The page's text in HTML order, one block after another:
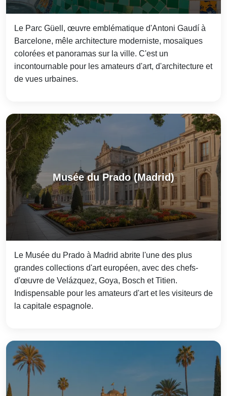
Le Parc Güell, œuvre emblématique d'Antoni Gaudí à
Barcelone, mêle architecture moderniste, mosaïques
colorées et panoramas sur la ville. C'est un
incontournable pour les amateurs d'art, d'architecture et
de vues urbaines.
Musée du Prado (Madrid)
Le Musée du Prado à Madrid abrite l'une des plus
grandes collections d'art européen, avec des chefs-
d'œuvre de Velázquez, Goya, Bosch et Titien.
Indispensable pour les amateurs d'art et les visiteurs de
la capitale espagnole.